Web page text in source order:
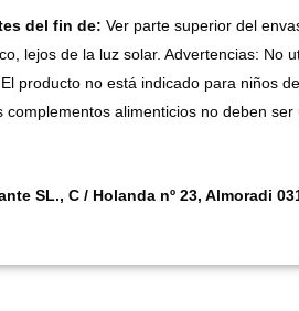
del fin de: Ver parte superior del
lejos de la luz solar. Advertencias: No
producto no está indicado para niños
alimenticios no deben
SL., C / Holanda nº 23, Almoradi